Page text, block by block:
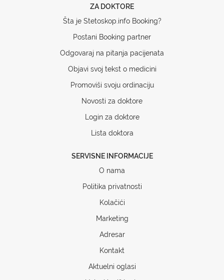
ZA DOKTORE
Šta je Stetoskop.info Booking?
Postani Booking partner
Odgovaraj na pitanja pacijenata
Objavi svoj tekst o medicini
Promoviši svoju ordinaciju
Novosti za doktore
Login za doktore
Lista doktora
SERVISNE INFORMACIJE
O nama
Politika privatnosti
Kolačići
Marketing
Adresar
Kontakt
Aktuelni oglasi